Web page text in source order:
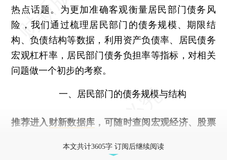
热点话题。为更加准确客观衡量居民部门债务风
险，我们通过梳理居民部门的债务规模、期限结
构、负债结构等数据，利用资产负债率、居民债务
宏观杠杆率，居民部门债务负担率等指标，对相关
问题做一个初步的考察。
一、居民部门的债务规模与结构
推荐进入 财新数据库 ，可随时查阅宏观经济、股票
本文共计3605字 订阅后继续阅读